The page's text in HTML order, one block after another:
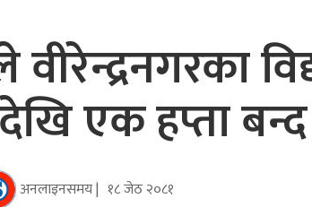
एक हप्ता बन्द
अनलाइनसमय | १८ जेठ २०८१